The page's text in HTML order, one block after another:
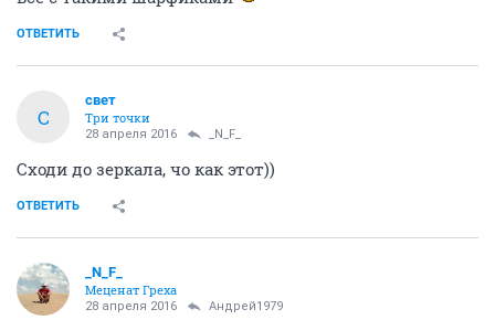
ОТВЕТИТЬ
С
свет
Три точки
28 апреля 2016 _N_F_
Сходи до зеркала, чо как этот))
ОТВЕТИТЬ
_N_F_
Меценат Греха
28 апреля 2016 Андрей1979